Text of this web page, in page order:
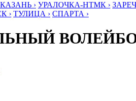
› УРАЛОЧКА-НТМК ›
› ТУЛИЦА › СПАРТА ›